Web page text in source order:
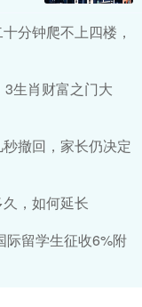
分钟爬不上四楼，
生肖财富之门大
撤回，家长仍决定
，如何延长
际留学生征收6%附